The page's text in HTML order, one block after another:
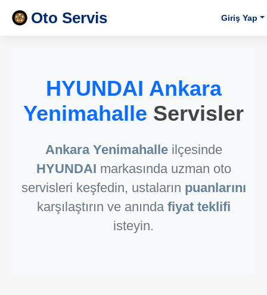
Oto Servis Giriş Yap
HYUNDAI Ankara
Yenimahalle Servisler
Ankara Yenimahalleilçesinde
HYUNDAI markasında uzman oto
servisleri keşfedin, ustaların puanlarını
karşılaştırın ve anında fiyat teklifi
isteyin.